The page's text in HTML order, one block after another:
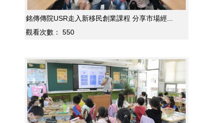
銘傳傳院USR走入新移民創業課程 分享市場經...
觀看次數：
550